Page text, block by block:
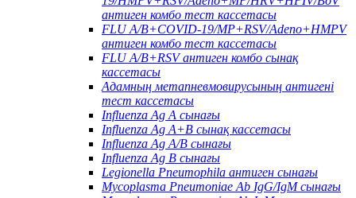
антиген комбо тест кассетасы
FLU A/B+COVID-19/MP+RSV/Adeno+HMPV
антиген комбо тест кассетасы
FLU A/B+RSV антиген комбо сынақ
кассетасы
Адамның метапневмовирусының антигені
тест кассетасы
Influenza Ag A сынағы
Influenza Ag A+B сынақ кассетасы
Influenza Ag A/B сынағы
Influenza Ag B сынағы
Legionella Pneumophila антиген сынағы
Mycoplasma Pneumoniae Ab IgG/IgM сынағы